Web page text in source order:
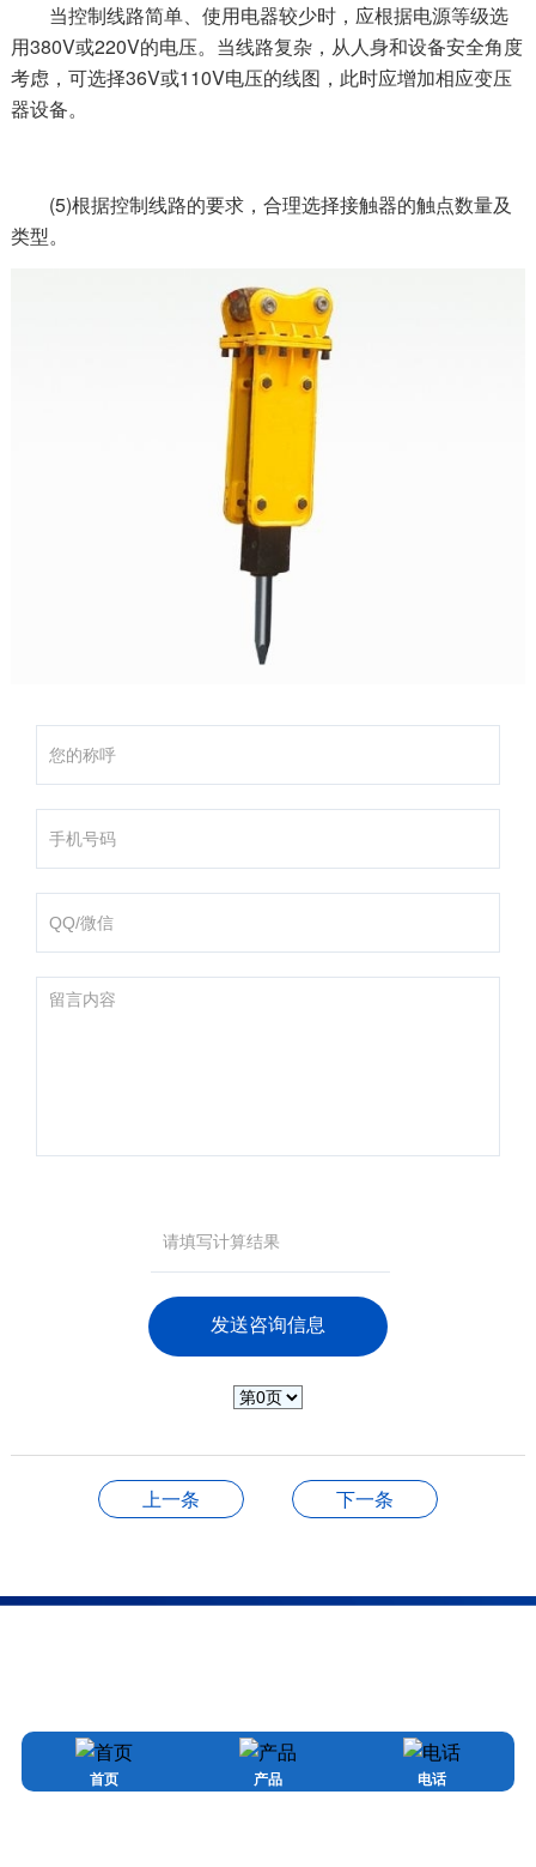
当控制线路简单、使用电器较少时，应根据电源等级选
用380V或220V的电压。当线路复杂，从人身和设备安全角度
考虑，可选择36V或110V电压的线图，此时应增加相应变压
器设备。
(5)根据控制线路的要求，合理选择接触器的触点数量及
类型。
上一条 下一条
磁悬浮透平真空泵
磁悬浮空气压缩机
首页 产品 电话